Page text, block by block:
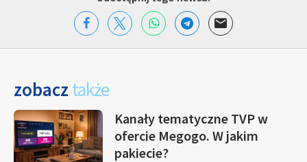
zobacz także
Kanały tematyczne TVP w
ofercie Megogo. W jakim
pakiecie?